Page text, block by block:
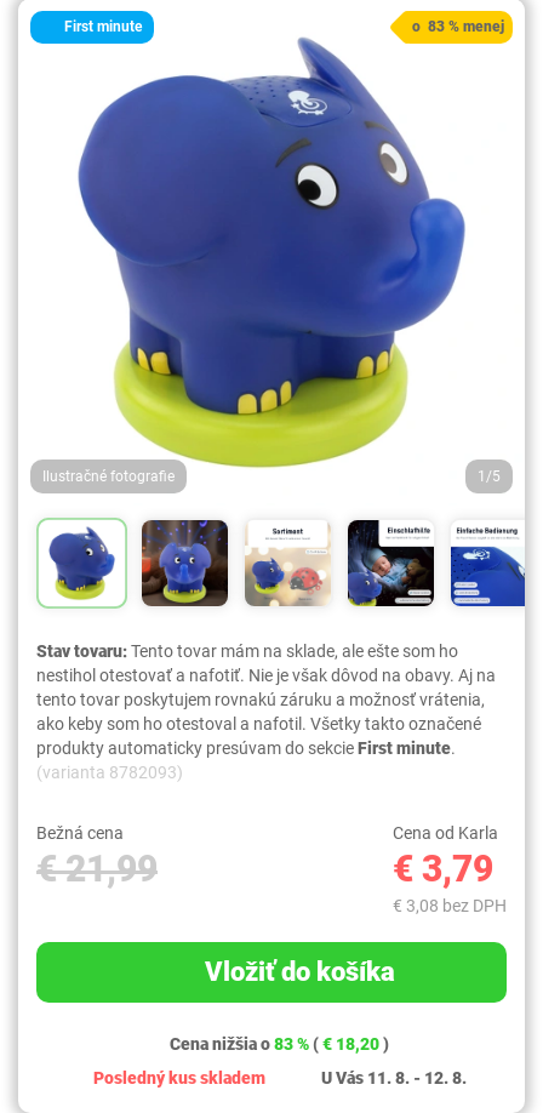
First minute
Ilustračné fotografie 1/5
o 83 % menej
Stav tovaru:Tento tovar mám na sklade, ale ešte som ho
nestihol otestovať a nafotiť. Nie je však dôvod na obavy. Aj na
tento tovar poskytujem rovnakú záruku a možnosť vrátenia,
ako keby som ho otestoval a nafotil. Všetky takto označené
produkty automaticky presúvam do sekcieFirst minute.
(varianta 8782093)
Bežná cena
€ 21,99
Cena od Karla
€ 3,79
€ 3,08 bez DPH
Vložiť do košíka
Cena nižšia o83 % (€ 18,20)
Posledný kus skladem
U Vás 11. 8. - 12. 8.